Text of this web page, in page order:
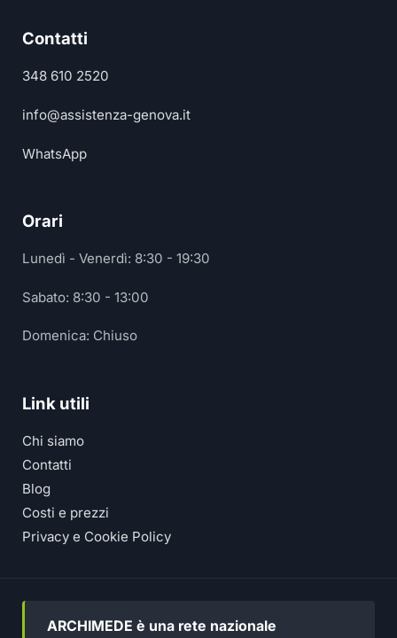
Contatti
348 610 2520
info@assistenza-genova.it
WhatsApp
Orari
Lunedì - Venerdì: 8:30 - 19:30
Sabato: 8:30 - 13:00
Domenica: Chiuso
Link utili
Chi siamo
Contatti
Blog
Costi e prezzi
Privacy e Cookie Policy
ARCHIMEDE è una rete nazionale